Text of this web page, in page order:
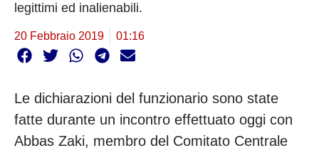
legittimi ed inalienabili.
20 Febbraio 2019 01:16
Le dichiarazioni del funzionario sono state
fatte durante un incontro effettuato oggi con
Abbas Zaki, membro del Comitato Centrale